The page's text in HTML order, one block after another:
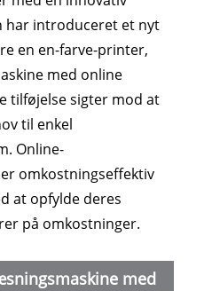
har introduceret et nyt
en en-farve-printer,
med online
tilføjelse sigter mod at
til enkel
Online-
omkostningseffektiv
at opfylde deres
på omkostninger.
med